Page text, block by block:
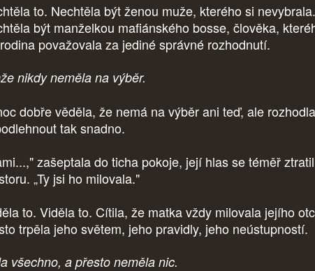
to. Nechtěla být ženou muže, kterého si nevybrala.
být manželkou mafiánského bosse, člověka,
považovala za jediné správné rozhodnutí.
nikdy neměla na výběr.
dobře věděla, že nemá na výběr ani teď, ale
tak snadno.
zašeptala do ticha pokoje, její hlas se téměř
„Ty jsi ho milovala."
to. Viděla to. Cítila, že matka vždy milovala jejího
trpěla jeho světem, jeho pravidly, jeho neústupností.
všechno, a přesto neměla nic.